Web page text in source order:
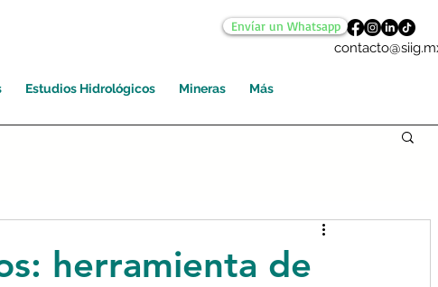
Estudios Hidrológicos Mineras Más
Envíar un Whatsapp
herramienta de